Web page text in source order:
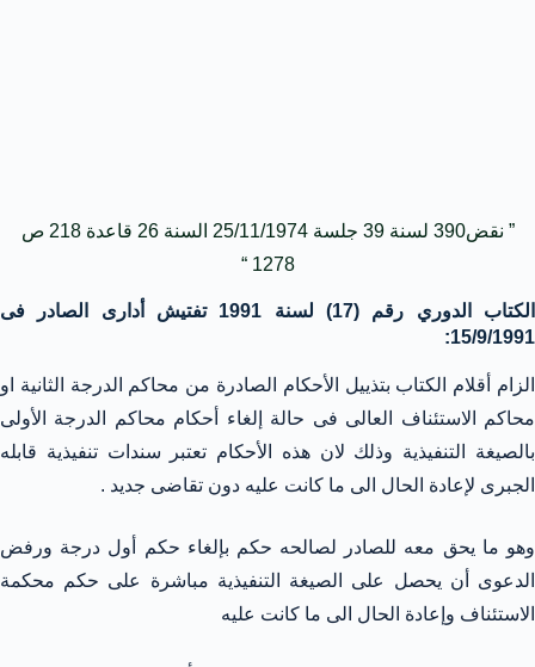
” نقض390 لسنة 39 جلسة 25/11/1974 السنة 26 قاعدة 218 ص
1278 “
الكتاب الدوري رقم (17) لسنة 1991 تفتيش أدارى الصادر فى
15/9/1991:
الزام أقلام الكتاب بتذييل الأحكام الصادرة من محاكم الدرجة الثانية او
محاكم الاستئناف العالى فى حالة إلغاء أحكام محاكم الدرجة الأولى
بالصيغة التنفيذية وذلك لان هذه الأحكام تعتبر سندات تنفيذية قابله
الجبرى لإعادة الحال الى ما كانت عليه دون تقاضى جديد .
وهو ما يحق معه للصادر لصالحه حكم بإلغاء حكم أول درجة ورفض
الدعوى أن يحصل على الصيغة التنفيذية مباشرة على حكم محكمة
الاستئناف وإعادة الحال الى ما كانت عليه